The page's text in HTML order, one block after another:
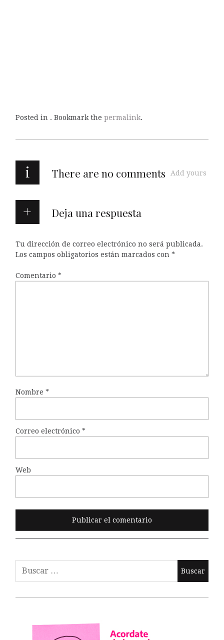
Posted in . Bookmark the permalink.
i There are no comments Add yours
Deja una respuesta
Tu dirección de correo electrónico no será publicada.
Los campos obligatorios están marcados con *
Comentario *
Nombre *
Correo electrónico *
Web